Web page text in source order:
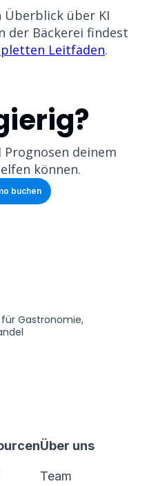
Überblick über KI
der Bäckerei findest
Leitfaden.
Prognosen deinem
können.
buchen
für Gastronomie,
Über uns
Team